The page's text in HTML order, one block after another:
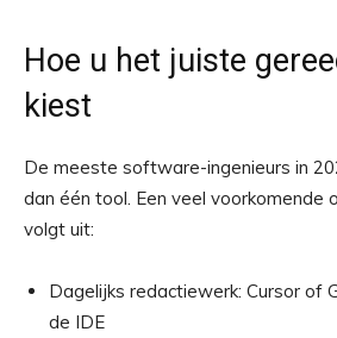
Hoe u het juiste
kiest
De meeste software-ingenieurs in
dan één tool. Een veel voorkomende
volgt uit:
Dagelijks redactiewerk: Cursor of
de IDE